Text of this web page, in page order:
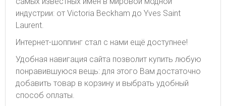
индустрии: от Victoria Beckham до Yves Saint
Laurent.
Интернет-шоппинг стал с нами ещё доступнее!
Удобная навигация сайта позволит купить любую
понравившуюся вещь: для этого Вам достаточно
добавить товар в корзину и выбрать удобный
способ оплаты.